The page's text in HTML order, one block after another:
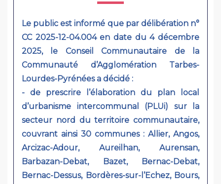
Le public est informé que par délibération n°
CC 2025-12-04.004 en date du 4 décembre
2025, le Conseil Communautaire de la
Communauté d’Agglomération Tarbes-
Lourdes-Pyrénées a décidé :
- de prescrire l’élaboration du plan local
d’urbanisme intercommunal (PLUi) sur la
secteur nord du territoire communautaire,
couvrant ainsi 30 communes : Allier, Angos,
Arcizac-Adour, Aureilhan, Aurensan,
Barbazan-Debat, Bazet, Bernac-Debat,
Bernac-Dessus, Bordères-sur-l’Echez, Bours,